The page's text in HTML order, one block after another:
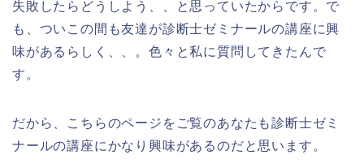
失敗したらどうしよう、、と思っていたからです。で
も、ついこの間も友達が診断士ゼミナールの講座に興
味があるらしく、、。色々と私に質問してきたんで
す。
だから、こちらのページをご覧のあなたも診断士ゼミ
ナールの講座にかなり興味があるのだと思います。